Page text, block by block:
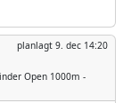
planlagt 9. dec 14:20
Open 1000m -